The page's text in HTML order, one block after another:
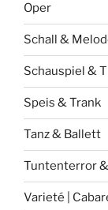
Oper
Schall &
Schauspiel &
Speis & Trank
Tanz & Ballett
Tuntenterror
Varieté |